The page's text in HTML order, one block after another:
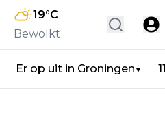
19°C
Bewolkt
Er op uit in Groningen ▼